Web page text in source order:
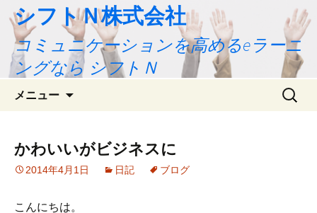
シフトＮ株式会社
コミュニケーションを高めるeラーニ
ングなら シフトＮ
メニュー
ツ
へ
検
かわいいがビジネスに
2014年4月1日 日記 ブログ
こんにちは。